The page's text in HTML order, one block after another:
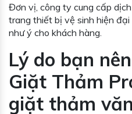
Đơn vị, công ty cung cấp
trang thiết bị vệ sinh hiện
như ý cho khách hàng.
Lý do bạn
Giặt Thảm
giặt thảm